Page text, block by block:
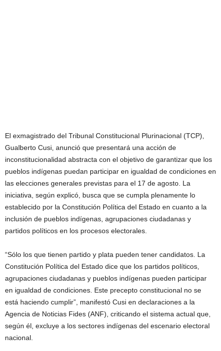
El exmagistrado del Tribunal Constitucional Plurinacional (TCP),
Gualberto Cusi, anunció que presentará una acción de
inconstitucionalidad abstracta con el objetivo de garantizar que los
pueblos indígenas puedan participar en igualdad de condiciones en
las elecciones generales previstas para el 17 de agosto. La
iniciativa, según explicó, busca que se cumpla plenamente lo
establecido por la Constitución Política del Estado en cuanto a la
inclusión de pueblos indígenas, agrupaciones ciudadanas y
partidos políticos en los procesos electorales.
“Sólo los que tienen partido y plata pueden tener candidatos. La
Constitución Política del Estado dice que los partidos políticos,
agrupaciones ciudadanas y pueblos indígenas pueden participar
en igualdad de condiciones. Este precepto constitucional no se
está haciendo cumplir”, manifestó Cusi en declaraciones a la
Agencia de Noticias Fides (ANF), criticando el sistema actual que,
según él, excluye a los sectores indígenas del escenario electoral
nacional.